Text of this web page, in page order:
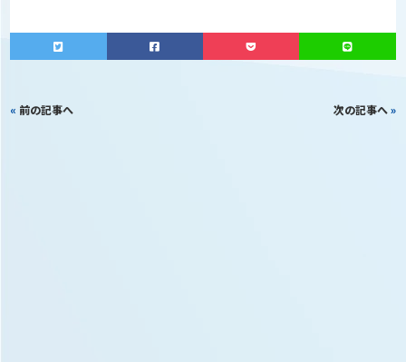
« 前の記事へ 次の記事へ»